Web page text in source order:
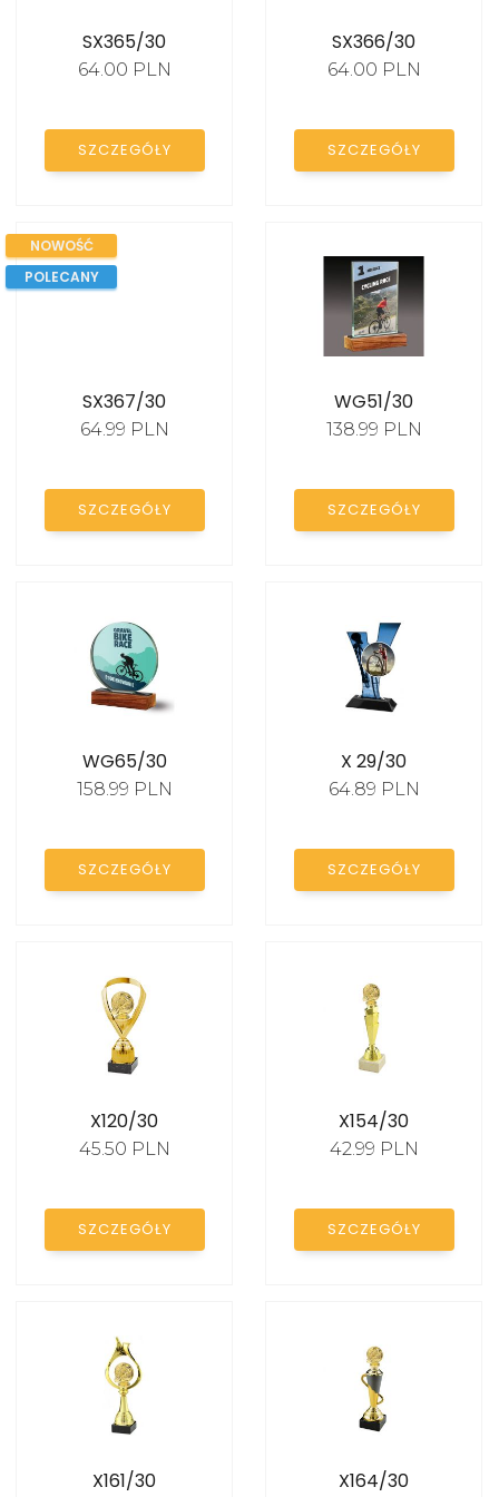
Statuetki ZIMOWE
Statuetki E-SPORT
Statuetki SZKOLNE
Statuetki SŁUŻBA
ZDROWIA
STATUETKI SZKLANE
EMBLEMATY
DYPLOMY PAPIEROWE
PROMOCJE
SX365/30
64.00 PLN
SZCZEGÓŁY
SX366/30
64.00 PLN
SZCZEGÓŁY
NOWOŚĆ
POLECANY
SX367/30
64.99 PLN
SZCZEGÓŁY
WG51/30
138.99 PLN
SZCZEGÓŁY
WG65/30
158.99 PLN
SZCZEGÓŁY
X 29/30
64.89 PLN
SZCZEGÓŁY
X120/30
45.50 PLN
SZCZEGÓŁY
X154/30
42.99 PLN
SZCZEGÓŁY
X161/30 X164/30